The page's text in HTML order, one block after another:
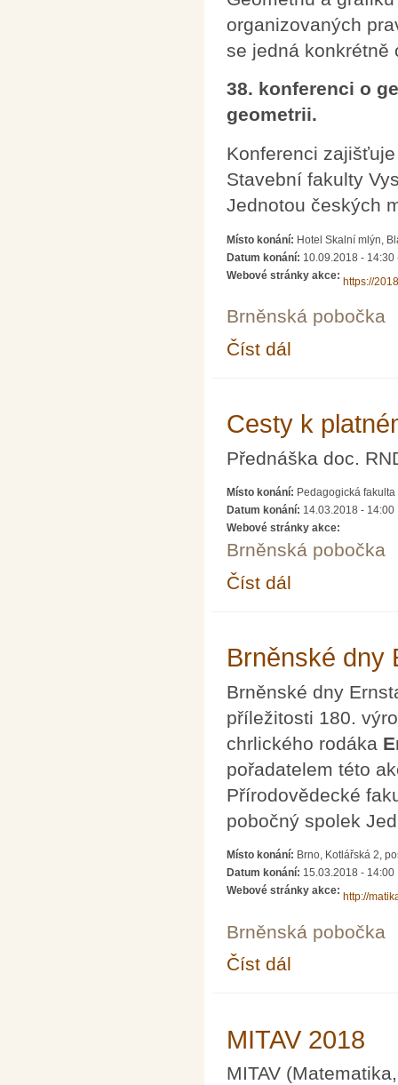
organizovaných
se jedná konkrétně
38. konferenci o
geometrii.
Konferenci
Stavební fakulty
Jednotou českých
Místo konání: Hotel Skalní mlýn,
Datum konání: 10.09.2018 - 14:30
Webové stránky akce:
https://
Brněnská pobočka
Číst dál
Cesty k
Přednáška doc.
Místo konání: Pedagogická
Datum konání: 14.03.2018 - 14:00
Webové stránky akce:
Brněnská pobočka
Číst dál
Brněnské dny
Brněnské dny
příležitosti 180.
chrlického rodáka
pořadatelem této
Přírodovědecké
pobočný spolek
Místo konání: Brno, Kotlářská 2,
Datum konání: 15.03.2018 - 14:00
Webové stránky akce:
http://
Brněnská pobočka
Číst dál
MITAV 2018
MITAV